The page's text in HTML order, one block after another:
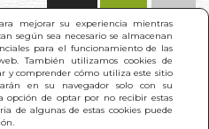
mejorar su experiencia mientras
según sea necesario se almacenan
para el funcionamiento de las
También utilizamos cookies de
y comprender cómo utiliza este sitio
en su navegador solo con su
opción de optar por no recibir estas
de algunas de estas cookies puede